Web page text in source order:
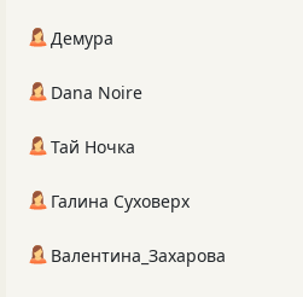
Демура
Dana Noire
Тай Ночка
Галина Суховерх
Валентина_Захарова